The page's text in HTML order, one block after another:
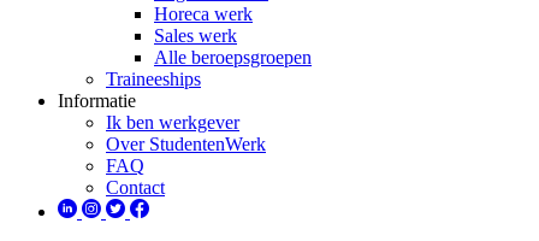
Horeca werk
Sales werk
Alle beroepsgroepen
Traineeships
Informatie
Ik ben werkgever
Over StudentenWerk
FAQ
Contact